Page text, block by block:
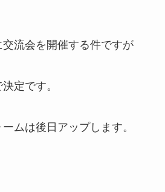
流会を開催する件ですが
定です。
ムは後日アップします。